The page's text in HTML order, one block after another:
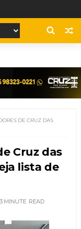
DE CRUZ DAS
Cruz das
lista de
3 MINUTE READ